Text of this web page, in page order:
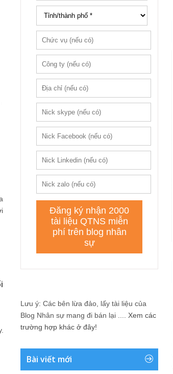
Lưu ý: Các bên lừa đảo, lấy tài liệu của
Blog Nhân sự mang đi bán lại .... Xem các
trường hợp khác ở đây!
Bài viết mới